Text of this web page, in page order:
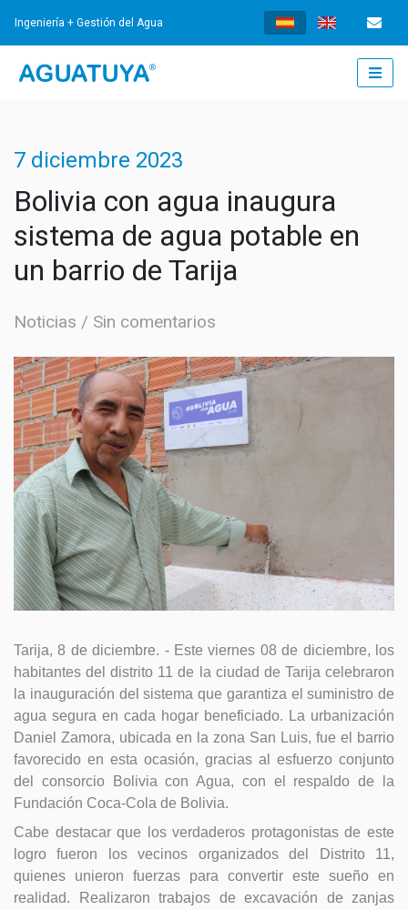
Ingeniería + Gestión del Agua
INGENIERÍA
SISTEMAS DE DRENAJE URBANO SOSTENIBLES
GESTIÓN DE RESIDUOS SÓLIDOS
ECO SAN
RE USO
FORTALECIMIENTO INSTITUCIONAL
COMUNICACIÓN Y GESTIÓN DEL CONOCIMIENTO
NOTICIAS
CONVOCATORIAS
DOCUMENTOS
7 diciembre 2023
Bolivia con agua inaugura
sistema de agua potable en
un barrio de Tarija
Noticias Sin comentarios
Tarija, 8 de diciembre. -Este viernes 08 de diciembre, los
habitantes del distrito 11 de la ciudad de Tarija celebraron
la inauguración del sistema que garantiza el suministro de
agua segura en cada hogar beneficiado. La urbanización
Daniel Zamora, ubicada en la zona San Luis, fue el barrio
favorecido en esta ocasión, gracias al esfuerzo conjunto
del consorcio Bolivia con Agua, con el respaldo de la
Fundación Coca-Cola de Bolivia.
Cabe destacar que los verdaderos protagonistas de este
logro fueron los vecinos organizados del Distrito 11,
quienes unieron fuerzas para convertir este sueño en
realidad. Realizaron trabajos de excavación de zanjas